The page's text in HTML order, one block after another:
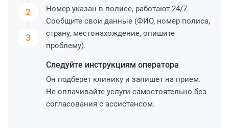
2
3
Номер указан в полисе, работают 24/7.
Сообщите свои данные (ФИО, номер полиса,
страну, местонахождение, опишите
проблему).
Следуйте инструкциям оператора
Он подберет клинику и запишет на прием.
Не оплачивайте услуги самостоятельно без
согласования с ассистансом.